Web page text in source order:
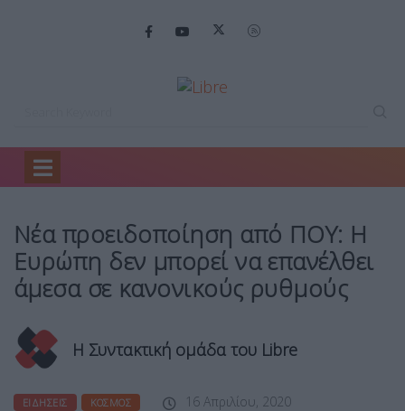
Home
Νέα προειδοποίηση από ΠΟΥ: Η
Ευρώπη δεν μπορεί να επανέλθει
άμεσα σε κανονικούς ρυθμούς
Η Συντακτική ομάδα του Libre
ΕΙΔΉΣΕΙΣ ΚΌΣΜΟΣ 16 Απριλίου, 2020